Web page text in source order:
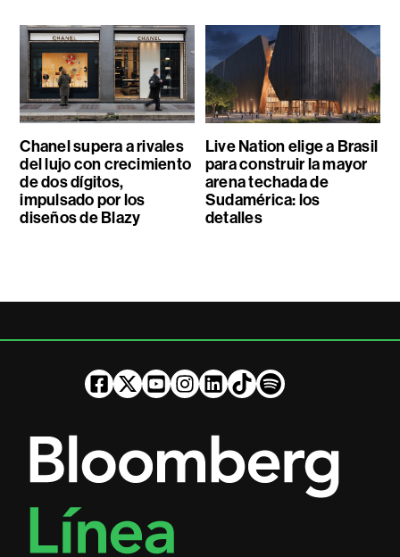
Chanel supera a rivales
del lujo con crecimiento
de dos dígitos,
impulsado por los
diseños de Blazy
Live Nation elige a Brasil
para construir la mayor
arena techada de
Sudamérica: los
detalles